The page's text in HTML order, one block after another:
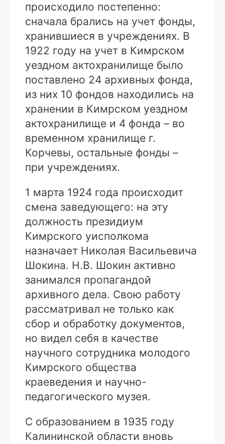
происходило постепенно:
сначала брались на учет фонды,
хранившиеся в учреждениях. В
1922 году на учет в Кимрском
уездном актохранилище было
поставлено 24 архивных фонда,
из них 10 фондов находились на
хранении в Кимрском уездном
актохранилище и 4 фонда – во
временном хранилище г.
Корчевы, остальные фонды –
при учреждениях.
1 марта 1924 года происходит
смена заведующего: на эту
должность президиум
Кимрского уисполкома
назначает Николая Васильевича
Шокина. Н.В. Шокин активно
занимался пропагандой
архивного дела. Свою работу
рассматривал не только как
сбор и обработку документов,
но видел себя в качестве
научного сотрудника молодого
Кимрского общества
краеведения и научно-
педагогического музея.
С образованием в 1935 году
Калининской области вновь